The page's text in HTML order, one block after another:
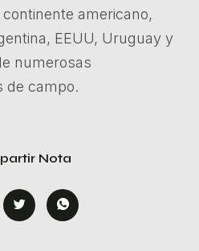
americano,
EEUU, Uruguay y
numerosas
de campo.
Nota